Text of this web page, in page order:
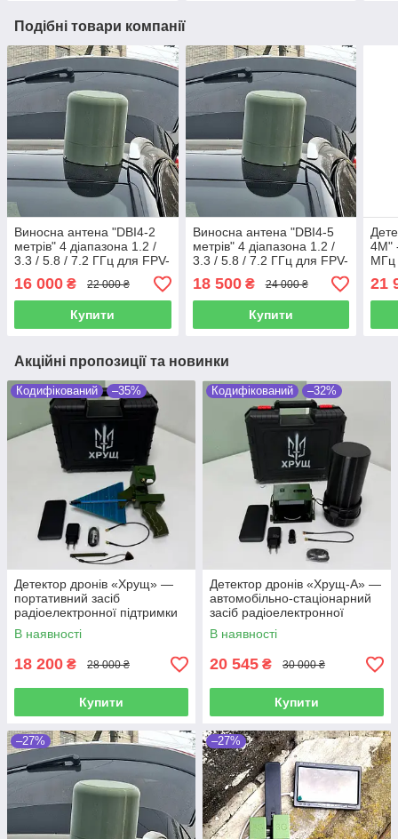
Подібні товари компанії
Виносна антена "DBI4-2
метрів" 4 діапазона 1.2 /
3.3 / 5.8 / 7.2 ГГц для FPV-
16 000 ₴ 22 000 ₴
Купити
Виносна антена "DBI4-5
метрів" 4 діапазона 1.2 /
3.3 / 5.8 / 7.2 ГГц для FPV-
18 500₴ 24 000 ₴
Купити
4М"
МГц
21
Акційні пропозиції та новинки
Кодифікований –35%
Детектор дронів «Хрущ» —
портативний засіб
радіоелектронної підтримки
В наявності
18 200 ₴ 28 000 ₴
Купити
Кодифікований –32%
Детектор дронів «Хрущ-А» —
автомобільно-стаціонарний
засіб радіоелектронної
підтримки
В наявності
20 545 ₴ 30 000 ₴
Купити
–27% –27%